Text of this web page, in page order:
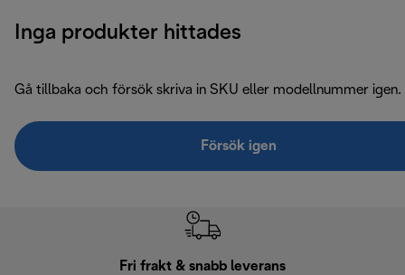
Inga produkter hittades
Gå tillbaka och försök skriva in SKU eller modellnummer igen.
Försök igen
Fri frakt & snabb leverans